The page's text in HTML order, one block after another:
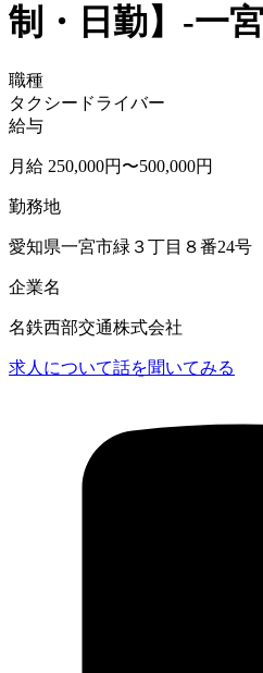
制・日勤】-一
職種
タクシードライバー
給与
月給 250,000円〜500,000円
勤務地
愛知県一宮市緑３丁目８番24号
企業名
名鉄西部交通株式会社
求人について話を聞いてみる